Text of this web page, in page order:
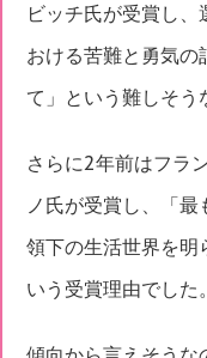
ビッチ氏が受賞し
おける苦難と勇気の
て」という難しそう
さらに2年前はフラ
ノ氏が受賞し、「
領下の生活世界を明
いう受賞理由でした。